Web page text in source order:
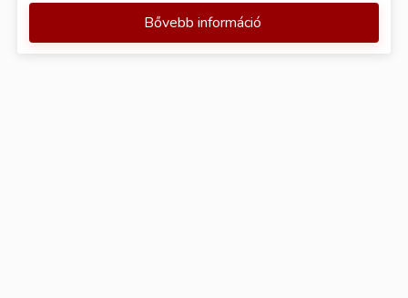
Bővebb információ